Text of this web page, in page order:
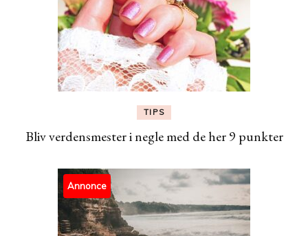
TIPS
Bliv verdensmester i negle med de her 9 punkter
Annonce